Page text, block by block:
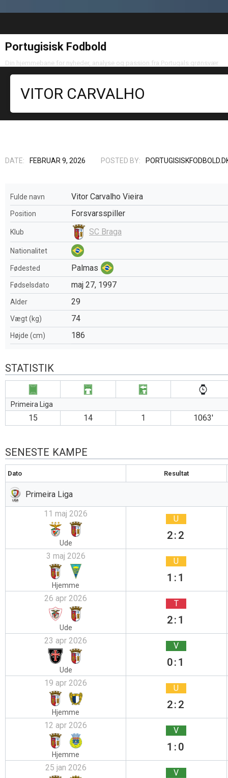
Portugisisk Fodbold
Din hjemmebane for nyheder, analyse og passion fra Portugals grønsvær
VITOR CARVALHO
DATE: FEBRUAR 9, 2026 POSTED BY:
Fulde navn Vitor Carvalho Vieira
Position Forsvarsspiller
Klub SC Braga
Nationalitet
Fødested Palmas
Fødselsdato maj 27, 1997
Alder 29
Vægt (kg) 74
Højde (cm) 186
STATISTIK
Primeira Liga
15 14 1 1063′
SENESTE KAMPE
Dato Resultat
Primeira Liga
11 maj 2026
Ude
U
2:2
3 maj 2026
Hjemme
U
1:1
26 apr 2026
Ude
T
2:1
23 apr 2026
Ude
V
0:1
19 apr 2026
Hjemme
U
2:2
12 apr 2026
Hjemme
V
1:0
25 jan 2026 V